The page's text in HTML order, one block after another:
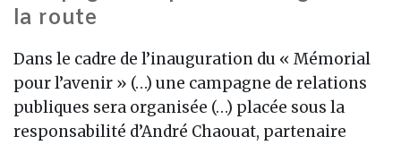
la route
Dans le cadre de l’inauguration du « Mémorial
pour l’avenir » (…) une campagne de relations
publiques sera organisée (…) placée sous la
responsabilité d’André Chaouat, partenaire